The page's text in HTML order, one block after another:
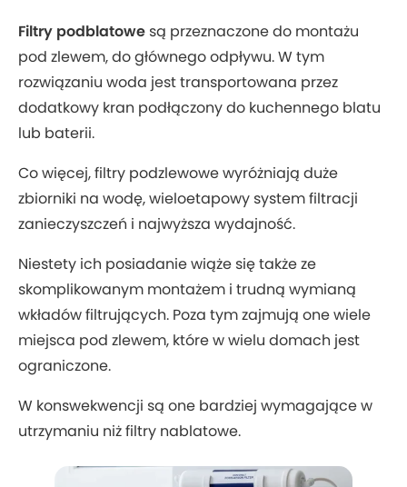
Filtry podblatowe są przeznaczone do montażu
pod zlewem, do głównego odpływu. W tym
rozwiązaniu woda jest transportowana przez
dodatkowy kran podłączony do kuchennego blatu
lub baterii.
Co więcej, filtry podzlewowe wyróżniają duże
zbiorniki na wodę, wieloetapowy system filtracji
zanieczyszczeń i najwyższa wydajność.
Niestety ich posiadanie wiąże się także ze
skomplikowanym montażem i trudną wymianą
wkładów filtrujących. Poza tym zajmują one wiele
miejsca pod zlewem, które w wielu domach jest
ograniczone.
W konswekwencji są one bardziej wymagające w
utrzymaniu niż filtry nablatowe.